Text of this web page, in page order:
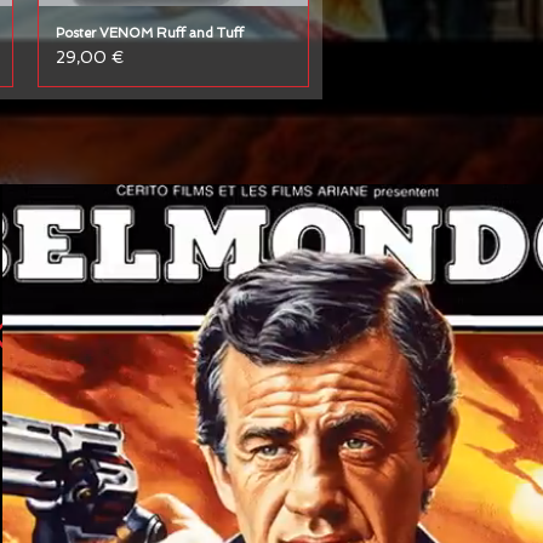
Poster VENOM Ruff and Tuff
Prix
29,00 €